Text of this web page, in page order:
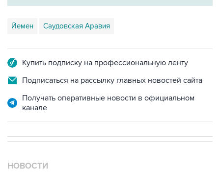
Йемен Саудовская Аравия
Купить подписку на профессиональную ленту
Подписаться на рассылку главных новостей сайта
Получать оперативные новости в официальном
канале
НОВОСТИ